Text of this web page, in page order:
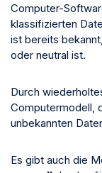
Computer-
klassifizierten
ist bereits
oder neutral ist.
Durch
Computermodell,
unbekannten
Es gibt auch die